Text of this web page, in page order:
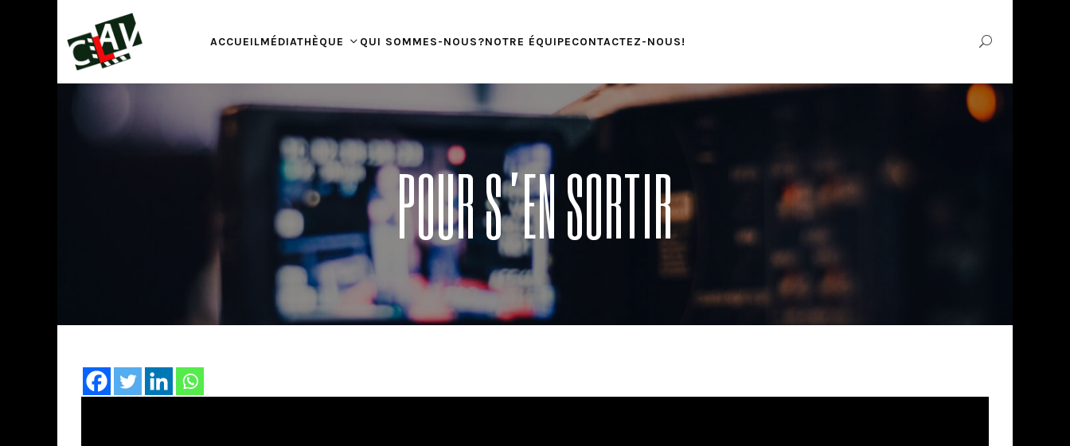
ACCUEILMÉDIATHÈQUE QUI SOMMES-NOUS?NOTRE ÉQUIPECONTACTEZ-NOUS!
POUR S’EN SORTIR